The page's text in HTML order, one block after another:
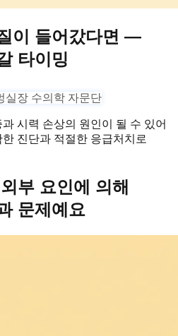
이 들어갔다면 —
타이밍
실장 수의학 자문단
시력 손상의 원인이 될 수 있어
진단과 적절한 응급처치로
부 요인에 의해
문제예요